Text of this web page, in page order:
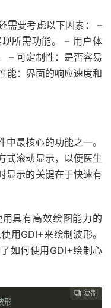
需要考虑以下因素： –
所需功能。 – 用户体
– 可定制性：是否容易
能：界面的响应速度和
最核心的功能之一。
式滚动显示，以便医生
显示的关键在于快速有
具有高效绘图能力的
用GDI+来绘制波形。
如何使用GDI+绘制心
 复制
 复制
 复制
 复制
 复制
 复制
 复制
 复制
 复制
形